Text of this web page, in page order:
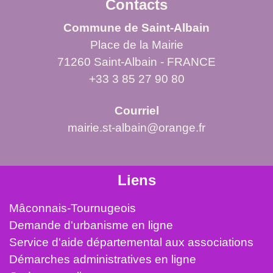
Contacts
Commune de Saint-Albain
Place de la Mairie
71260 Saint-Albain - FRANCE
+33 3 85 27 90 80
Courriel
mairie.st-albain@orange.fr
Liens
Mâconnais-Tournugeois
Demande d'urbanisme en ligne
Service d'aide départemental aux associations
Démarches administratives en ligne